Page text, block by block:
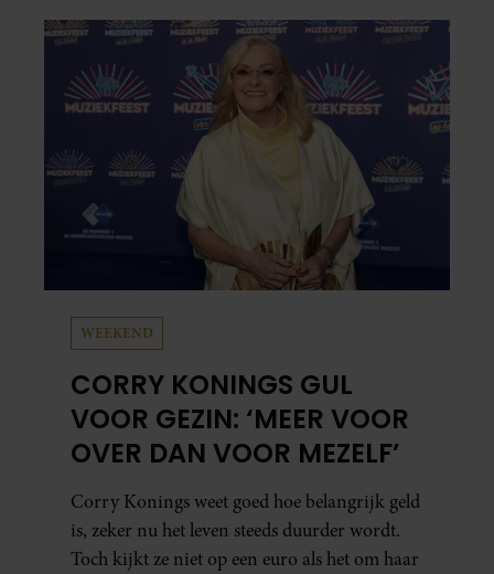
WEEKEND
CORRY KONINGS GUL
VOOR GEZIN: ‘MEER VOOR
OVER DAN VOOR MEZELF’
Corry Konings weet goed hoe belangrijk geld
is, zeker nu het leven steeds duurder wordt.
Toch kijkt ze niet op een euro als het om haar